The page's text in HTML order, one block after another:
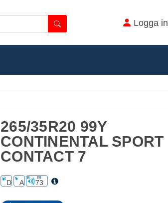
Logga in
265/35R20 99Y
CONTINENTAL SPORT
CONTACT 7
D A 73